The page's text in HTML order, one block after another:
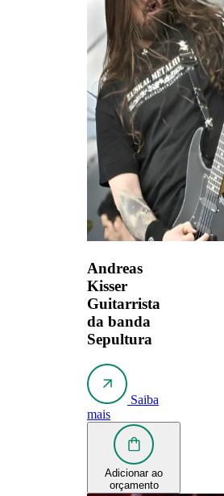
Andreas
Kisser
Guitarrista
da banda
Sepultura
Saiba
mais
Adicionar ao
orçamento